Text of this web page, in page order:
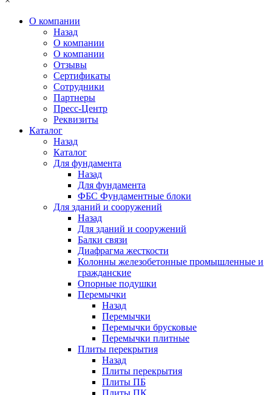
О компании
Назад
О компании
О компании
Отзывы
Сертификаты
Сотрудники
Партнеры
Пресс-Центр
Реквизиты
Каталог
Назад
Каталог
Для фундамента
Назад
Для фундамента
ФБС Фундаментные блоки
Для зданий и сооружений
Назад
Для зданий и сооружений
Балки связи
Диафрагма жесткости
Колонны железобетонные промышленные и
гражданские
Опорные подушки
Перемычки
Назад
Перемычки
Перемычки брусковые
Перемычки плитные
Плиты перекрытия
Назад
Плиты перекрытия
Плиты ПБ
Плиты ПК